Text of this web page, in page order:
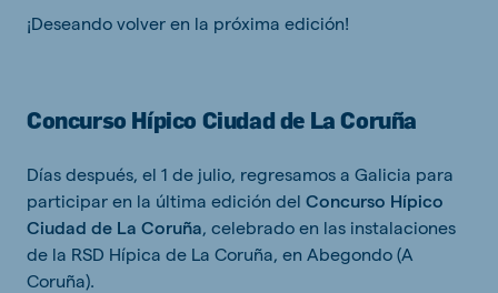
¡Deseando volver en la próxima edición!
Concurso Hípico Ciudad de La Coruña
Días después, el 1 de julio, regresamos a Galicia para
participar en la última edición del Concurso Hípico
Ciudad de La Coruña , celebrado en las instalaciones
de la RSD Hípica de La Coruña, en Abegondo (A
Coruña).